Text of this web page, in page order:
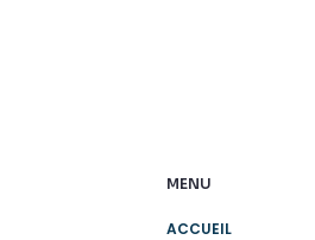
MENU
ACCUEIL